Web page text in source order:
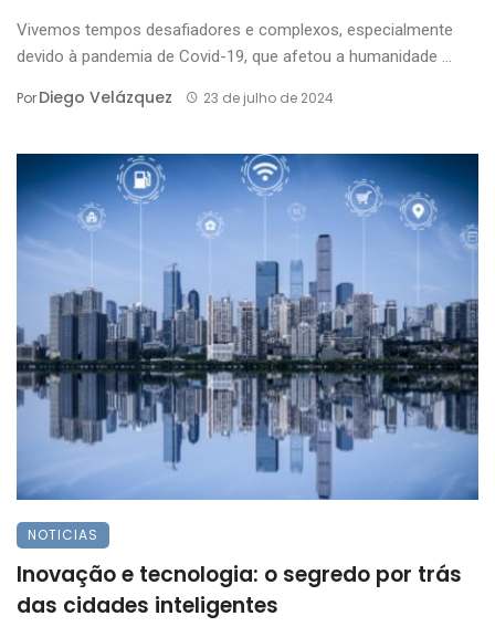
Vivemos tempos desafiadores e complexos, especialmente
devido à pandemia de Covid-19, que afetou a humanidade ...
PorDiego Velázquez 23 de julho de 2024
NOTICIAS
Inovação e tecnologia: o segredo por trás
das cidades inteligentes